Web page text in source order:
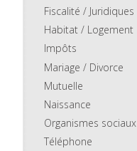
Fiscalité / Juridiques
Habitat / Logement
Impôts
Mariage / Divorce
Mutuelle
Naissance
Organismes sociaux
Téléphone